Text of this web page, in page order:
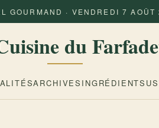
GOURMAND · VENDREDI 7 AOÛT
du
ARCHIVES INGRÉDIENTS